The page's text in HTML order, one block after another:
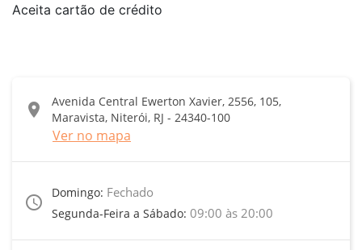
Aceita cartão de crédito
location_on
Avenida Central Ewerton Xavier, 2556, 105,
Maravista, Niterói, RJ - 24340-100
Ver no mapa
access_time
Domingo: Fechado
Segunda-Feira a Sábado: 09:00 às 20:00